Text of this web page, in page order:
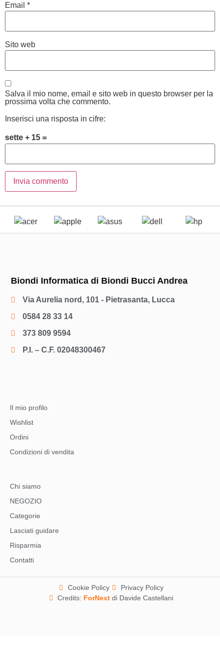
Email *
Sito web
Salva il mio nome, email e sito web in questo browser per la
prossima volta che commento.
Inserisci una risposta in cifre:
sette + 15 =
Biondi Informatica di Biondi Bucci Andrea
Via Aurelia nord, 101 - Pietrasanta, Lucca
0584 28 33 14
373 809 9594
P.I. – C.F. 02048300467
Il mio profilo
Wishlist
Ordini
Condizioni di vendita
Chi siamo
NEGOZIO
Categorie
Lasciati guidare
Risparmia
Contatti
Cookie Policy
Privacy Policy
Credits: ForNextdi Davide Castellani